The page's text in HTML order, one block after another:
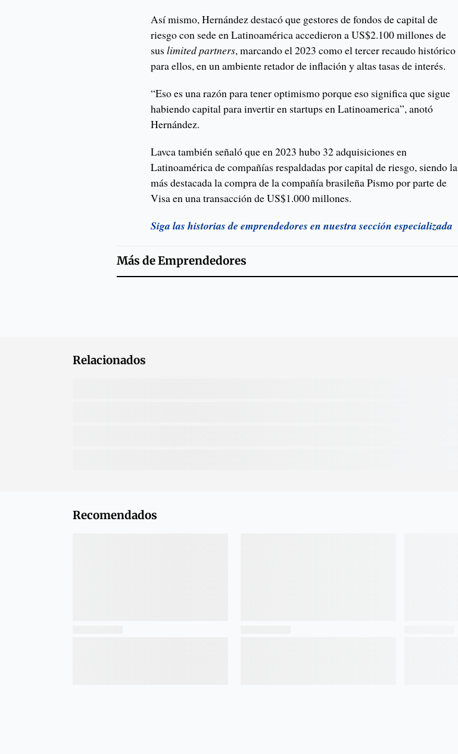
Así mismo, Hernández destacó que gestores de fondos de capital de
riesgo con sede en Latinoamérica accedieron a US$2.100 millones de
suslimited partners, marcando el 2023 como el tercer recaudo histórico
para ellos, en un ambiente retador de inflación y altas tasas de interés.
“Eso es una razón para tener optimismo porque eso significa que sigue
habiendo capital para invertir en startups en Latinoamerica”, anotó
Hernández.
Lavca también señaló que en 2023 hubo 32 adquisiciones en
Latinoamérica de compañías respaldadas por capital de riesgo, siendo la
más destacada la compra de la compañía brasileña Pismo por parte de
Visa en una transacción de US$1.000 millones.
Siga las historias de emprendedores en nuestra sección especializada
Más deEmprendedores
Relacionados
Recomendados